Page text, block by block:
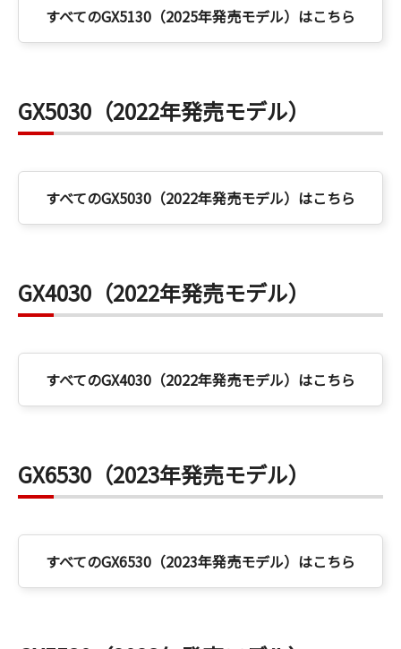
すべてのGX5130（2025年発売モデル）はこちら
GX5030（2022年発売モデル）
すべてのGX5030（2022年発売モデル）はこちら
GX4030（2022年発売モデル）
すべてのGX4030（2022年発売モデル）はこちら
GX6530（2023年発売モデル）
すべてのGX6530（2023年発売モデル）はこちら